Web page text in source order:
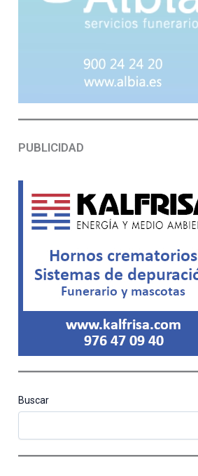
PUBLICIDAD
Buscar